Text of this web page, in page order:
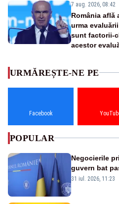
7 aug. 2026, 08:42
România află
urma
sunt factorii-
acestor
URMĂREȘTE-NE PE
Facebook
POPULAR
Negocierile
guvern bat
Cotroceni,
31 iul. 2026, 11:23